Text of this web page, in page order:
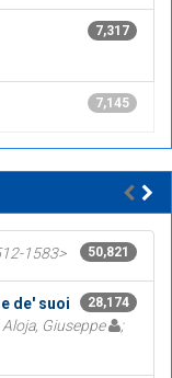
7,317
7,145
50,821
1583>
28,174
de' suoi
Aloja, Giuseppe
;